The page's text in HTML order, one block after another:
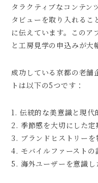
タラクティブなコンテン
タビューを取り入れるこ
に伝えています。このア
と工房見学の申込みが大
成功している京都の老舗
トは以下の5つです：
1. 伝統的な美意識と現
2. 季節感を大切にした
3. ブランドヒストリー
4. モバイルファースト
5. 海外ユーザーを意識